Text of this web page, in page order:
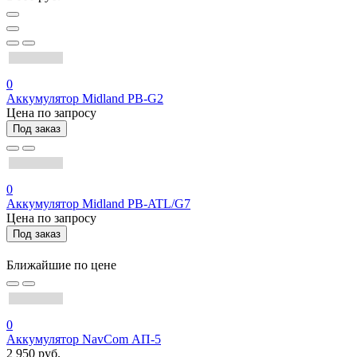
0
Аккумулятор Midland PB-G2
Цена по запросу
Под заказ
0
Аккумулятор Midland PB-ATL/G7
Цена по запросу
Под заказ
Ближайшие по цене
0
Аккумулятор NavCom АП-5
2 950 руб.